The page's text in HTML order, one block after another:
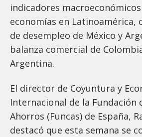
indicadores
economías en Latinoamérica,
de desempleo de México y
balanza comercial de
Argentina.
El director de Coyuntura y
Internacional de la Fundación
Ahorros (Funcas) de España,
destacó que esta semana se